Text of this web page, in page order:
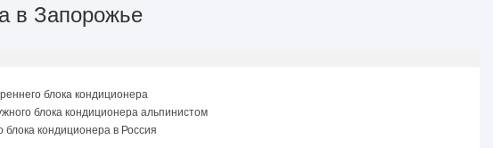
в Запорожье
блока кондиционера
блока кондиционера альпинистом
блока кондиционера в Россия